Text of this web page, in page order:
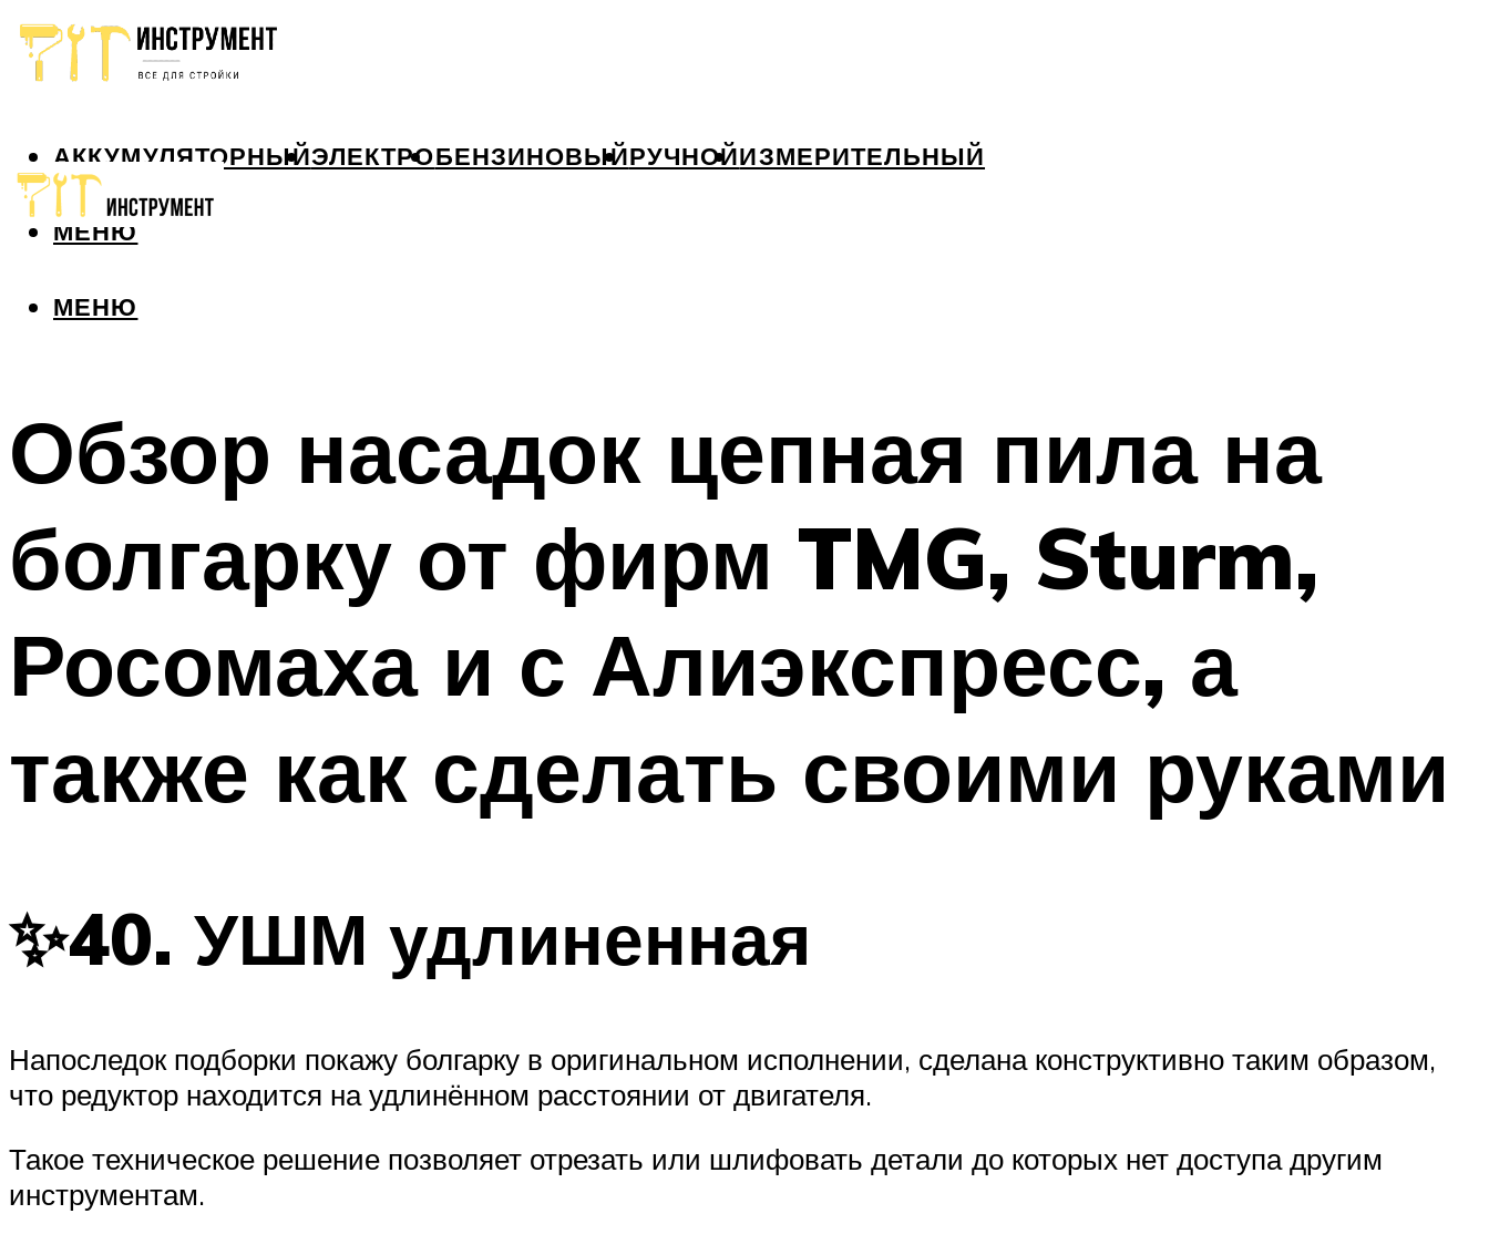
АККУМУЛЯТОРНЫЙЭЛЕКТРОБЕНЗИНОВЫЙРУЧНОЙИЗМЕРИТЕЛЬНЫЙ
МЕНЮ
МЕНЮ
Обзор насадок цепная пила на
болгарку от фирм TMG, Sturm,
Росомаха и с Алиэкспресс, а
также как сделать своими руками
✨40. УШМ удлиненная
Напоследок подборки покажу болгарку в оригинальном исполнении, сделана конструктивно таким образом,
что редуктор находится на удлинённом расстоянии от двигателя.
Такое техническое решение позволяет отрезать или шлифовать детали до которых нет доступа другим
инструментам.